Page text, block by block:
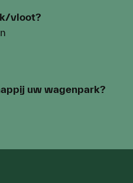
­vloot?
uw wagenpark?